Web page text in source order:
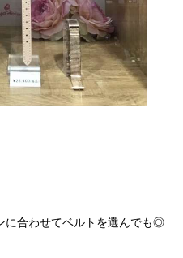
に合わせてベルトを選んでも◎